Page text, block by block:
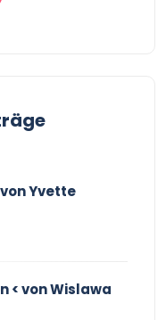
Yvette
< von Wislawa